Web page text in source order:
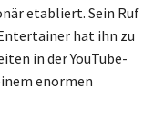
etabliert. Sein Ruf
hat ihn zu
in der YouTube-
enormen